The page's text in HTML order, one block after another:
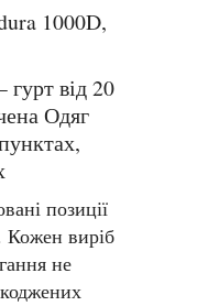
1000D,
Одяг
Кожен виріб
не